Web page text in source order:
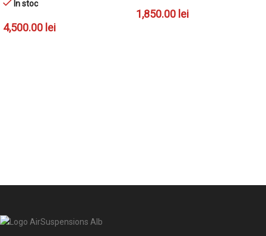
În stoc
4,500.00 lei
1,850.00 lei